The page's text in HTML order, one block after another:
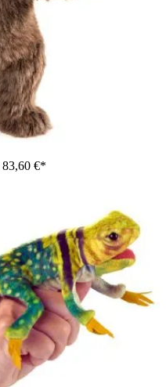
83,60 €*